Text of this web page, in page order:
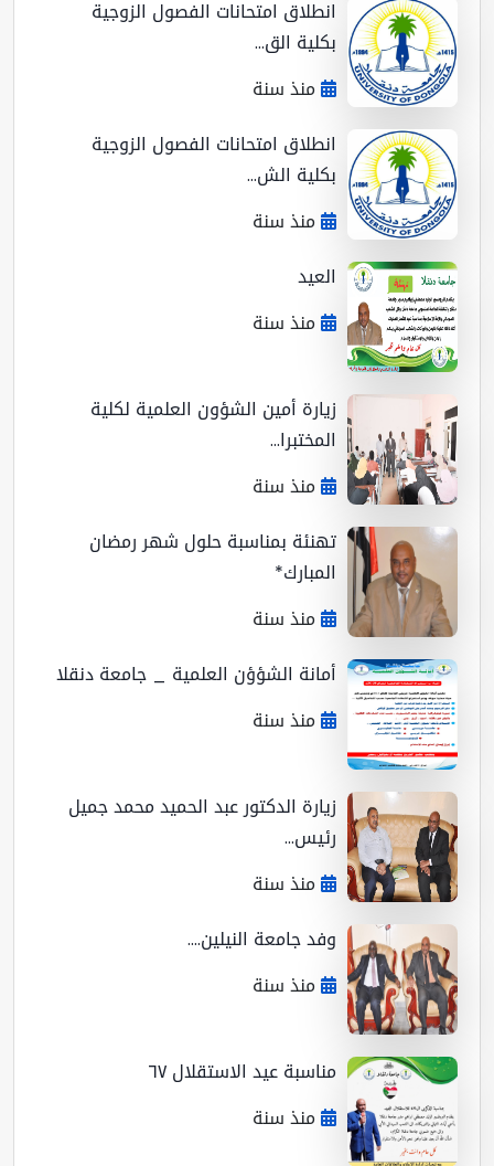
انطلاق امتحانات الفصول الزوجية
بكلية الق...
منذ سنة
انطلاق امتحانات الفصول الزوجية
بكلية الش...
منذ سنة
العيد
منذ سنة
زيارة أمين الشؤون العلمية لكلية
المختبرا...
منذ سنة
تهنئة بمناسبة حلول شهر رمضان
المبارك*
منذ سنة
أمانة الشؤؤن العلمية _ جامعة دنقلا
منذ سنة
زيارة الدكتور عبد الحميد محمد جميل
رئيس...
منذ سنة
وفد جامعة النيلين....
منذ سنة
مناسبة عيد الاستقلال ٦٧
منذ سنة